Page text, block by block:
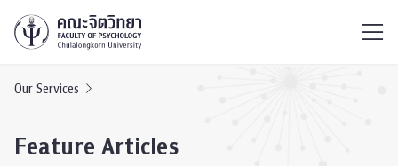
Our Services
Feature Articles